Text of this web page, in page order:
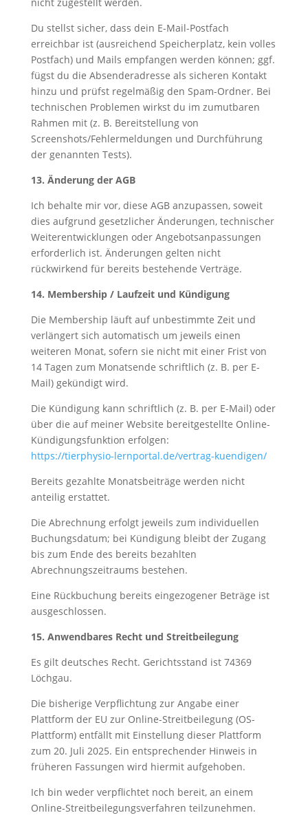
Du stellst sicher, dass dein E-Mail-Postfach
erreichbar ist (ausreichend Speicherplatz, kein volles
Postfach) und Mails empfangen werden können; ggf.
fügst du die Absenderadresse als sicheren Kontakt
hinzu und prüfst regelmäßig den Spam-Ordner. Bei
technischen Problemen wirkst du im zumutbaren
Rahmen mit (z. B. Bereitstellung von
Screenshots/Fehlermeldungen und Durchführung
der genannten Tests).
13. Änderung der AGB
Ich behalte mir vor, diese AGB anzupassen, soweit
dies aufgrund gesetzlicher Änderungen, technischer
Weiterentwicklungen oder Angebotsanpassungen
erforderlich ist. Änderungen gelten nicht
rückwirkend für bereits bestehende Verträge.
14. Membership / Laufzeit und Kündigung
Die Membership läuft auf unbestimmte Zeit und
verlängert sich automatisch um jeweils einen
weiteren Monat, sofern sie nicht mit einer Frist von
14 Tagen zum Monatsende schriftlich (z. B. per E-
Mail) gekündigt wird.
Die Kündigung kann schriftlich (z. B. per E-Mail) oder
über die auf meiner Website bereitgestellte Online-
Kündigungsfunktion erfolgen:
https://tierphysio-lernportal.de/vertrag-kuendigen/
Bereits gezahlte Monatsbeiträge werden nicht
anteilig erstattet.
Die Abrechnung erfolgt jeweils zum individuellen
Buchungsdatum; bei Kündigung bleibt der Zugang
bis zum Ende des bereits bezahlten
Abrechnungszeitraums bestehen.
Eine Rückbuchung bereits eingezogener Beträge ist
ausgeschlossen.
15. Anwendbares Recht und Streitbeilegung
Es gilt deutsches Recht. Gerichtsstand ist 74369
Löchgau.
Die bisherige Verpflichtung zur Angabe einer
Plattform der EU zur Online-Streitbeilegung (OS-
Plattform) entfällt mit Einstellung dieser Plattform
zum 20. Juli 2025. Ein entsprechender Hinweis in
früheren Fassungen wird hiermit aufgehoben.
Ich bin weder verpflichtet noch bereit, an einem
Online-Streitbeilegungsverfahren teilzunehmen.